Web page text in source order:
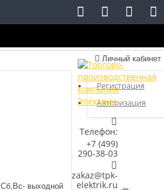
Пн-Пт с 09:00 до 18:00, Сб,Вс- выходной
Личный кабинет
Регистрация
Авторизация
Телефон:
+7 (499)
290-38-03
zakaz@tpk-
elektrik.ru